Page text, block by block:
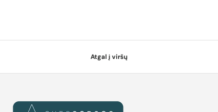
Atgal į viršų